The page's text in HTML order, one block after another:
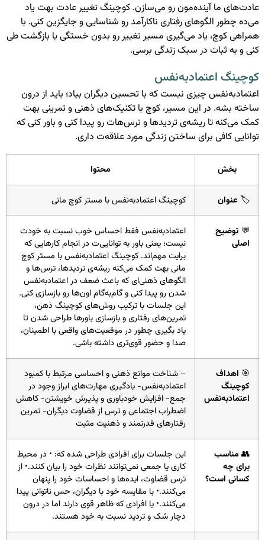
عادت‌های ما آینده‌مون رو می‌سازن. کوچینگ تغییر عادت بهت یاد
می‌ده چطور الگوهای رفتاری ناکارآمد رو شناسایی و جایگزین کنی. با
همراهی کوچ، یاد می‌گیری مسیر تغییر رو بدون خستگی یا بازگشت طی
کنی و به ثبات در سبک زندگی برسی.
کوچینگ اعتمادبه‌نفس
اعتمادبه‌نفس چیزی نیست که با تحسین دیگران بیاد؛ باید از درون
ساخته بشه. در این مسیر، کوچ با تکنیک‌های ذهنی و تمرینی بهت
کمک می‌کنه تا ریشه‌ی تردیدها و ترس‌هات رو پیدا کنی و باور کنی که
توانایی کافی برای ساختن زندگی مورد علاقه‌ت داری.
بخش محتوا
🏷️عنوان کوچینگ اعتمادبه‌نفس با مستر کوچ مانی
💬توضیح
اصلی
اعتمادبه‌نفس فقط احساس خوب نسبت به خودت
نیست؛ یعنی باور به توانایی‌ت در انجام کارهایی که
برایت مهم‌اند. کوچینگ اعتمادبه‌نفس با مستر کوچ
مانی بهت کمک می‌کنه ریشه‌ی تردیدها، ترس‌ها و
الگوهای ذهنی‌ای که باعث ضعف در اعتمادبه‌نفس
شدن رو پیدا کنی و گام‌به‌گام اون‌ها رو بازسازی کنی.
این جلسات با ترکیب روش‌های کوچینگ ذهن،
تمرین‌های رفتاری و بازسازی باورها طراحی شدن تا
یاد بگیری چطور در موقعیت‌های واقعی با اطمینان،
صدا و حضور قوی‌تری داشته باشی.
🎯اهداف
کوچینگ
اعتمادبه‌نفس
– شناخت موانع ذهنی و احساسی مرتبط با کمبود
اعتمادبه‌نفس- یادگیری مهارت‌های ابراز وجود در
جمع- افزایش خودباوری و پذیرش خویشتن- کاهش
اضطراب اجتماعی و ترس از قضاوت دیگران- تمرین
رفتارهای قدرتمند و ذهنیت مثبت
👥مناسب
برای چه
کسانی است؟
این جلسات برای افرادی طراحی شده که: • در محیط
کاری یا جمعی نمی‌توانند نظرات خود را بیان کنند.• از
ترس قضاوت، ایده‌ها و احساسات خود را پنهان
می‌کنند.• با مقایسه خود با دیگران، حس ناتوانی پیدا
می‌کنند.• یا افرادی که ظاهر قوی دارند اما در درون
دچار شک و تردید نسبت به خود هستند.